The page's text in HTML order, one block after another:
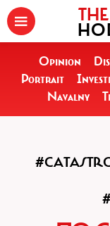
Opinion
Portrait
Navalny